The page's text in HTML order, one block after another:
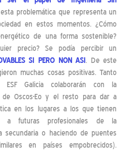
problemática que representa un
en estos momentos. ¿Cómo
de una forma sostenible?
precio? Se podía percibir un
SI PERO NON ASI. De este
muchas cosas positivas. Tanto
ESF Galicia colaborarán con la
de Oscos-Eo y el resto para dar a
en los lugares a los que tienen
a futuras profesionales de la
secundaria o haciendo de puentes
en países empobrecidos).